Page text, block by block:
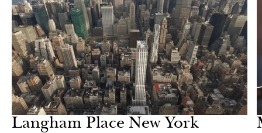
Langham Place New York
Йорк